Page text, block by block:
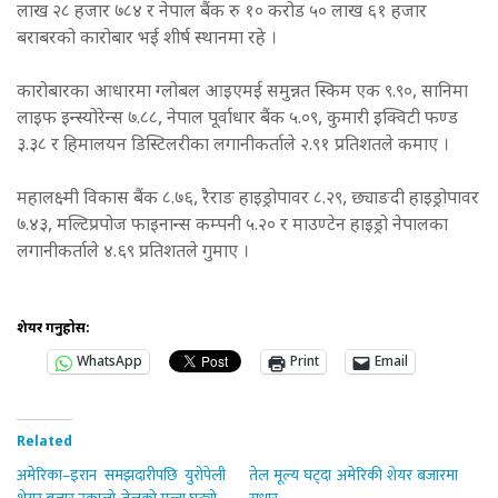
लाख २८ हजार ७८४ र नेपाल बैंक रु १० करोड ५० लाख ६१ हजार
बराबरको कारोबार भई शीर्ष स्थानमा रहे ।
कारोबारका आधारमा ग्लोबल आइएमई समुन्नत स्किम एक ९.९०, सानिमा
लाइफ इन्स्योरेन्स ७.८८, नेपाल पूर्वाधार बैंक ५.०९, कुमारी इक्विटी फण्ड
३.३८ र हिमालयन डिस्टिलरीका लगानीकर्ताले २.९१ प्रतिशतले कमाए ।
महालक्ष्मी विकास बैंक ८.७६, रैराङ हाइड्रोपावर ८.२९, छ्याङदी हाइड्रोपावर
७.४३, मल्टिप्रपोज फाइनान्स कम्पनी ५.२० र माउण्टेन हाइड्रो नेपालका
लगानीकर्ताले ४.६९ प्रतिशतले गुमाए ।
शेयर गर्नुहोस:
WhatsApp
Print Email
Related
अमेरिका–इरान समझदारीपछि युरोपेली
तेल मूल्य घट्दा अमेरिकी शेयर बजारमा